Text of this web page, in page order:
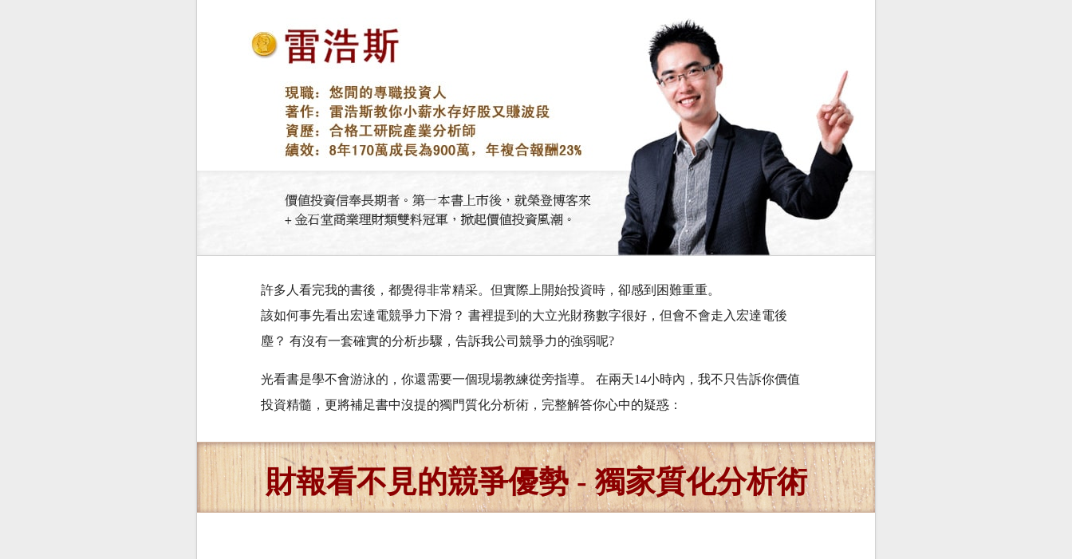
許多人看完我的書後，都覺得非常精采。但實際上開始投資時，卻感到困難重重。
該如何事先看出宏達電競爭力下滑？ 書裡提到的大立光財務數字很好，但會不會走入宏達電後
塵？ 有沒有一套確實的分析步驟，告訴我公司競爭力的強弱呢?
光看書是學不會游泳的，你還需要一個現場教練從旁指導。 在兩天14小時內，我不只告訴你價值
投資精髓，更將補足書中沒提的獨門質化分析術，完整解答你心中的疑惑：
財報看不見的競爭優勢 - 獨家質化分析術